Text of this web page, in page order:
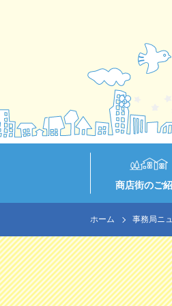
商店街のご
ホーム 事務局ニ